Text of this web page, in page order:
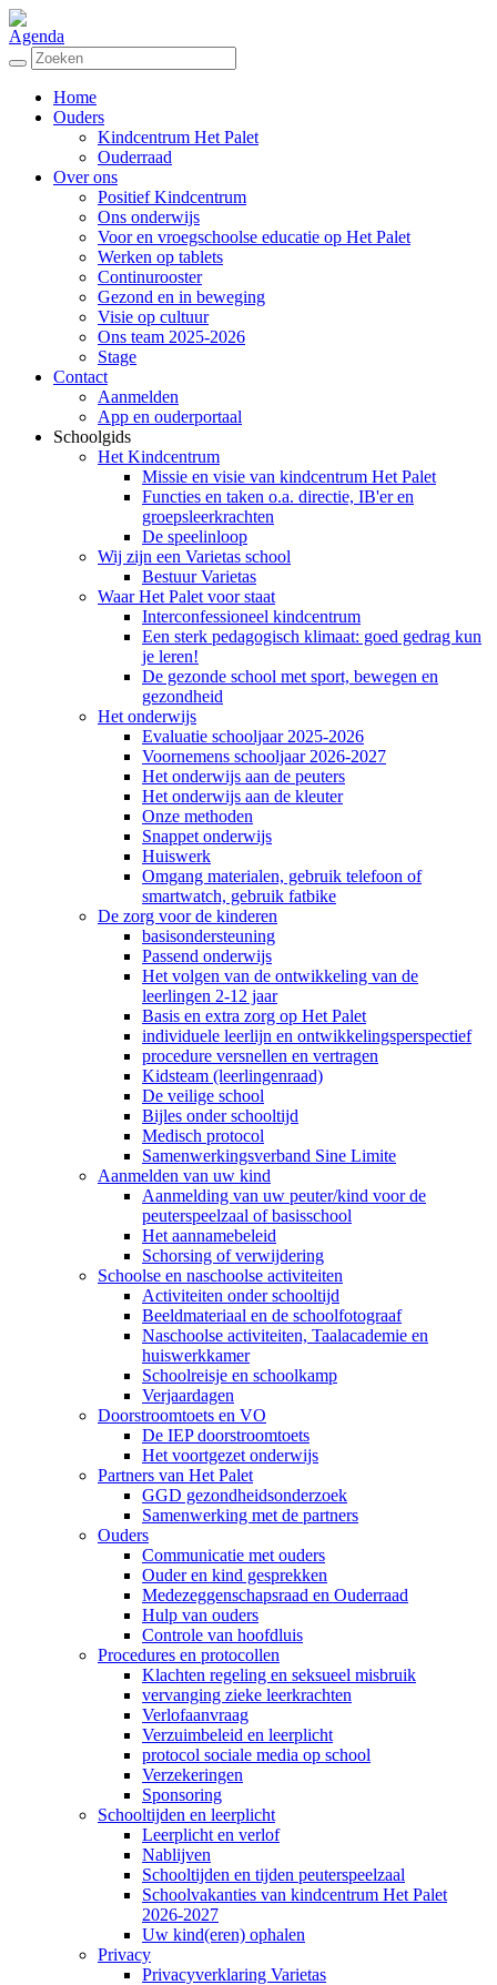
Agenda
Home
Ouders
Kindcentrum Het Palet
Ouderraad
Over ons
Positief Kindcentrum
Ons onderwijs
Voor en vroegschoolse educatie op Het Palet
Werken op tablets
Continurooster
Gezond en in beweging
Visie op cultuur
Ons team 2025-2026
Stage
Contact
Aanmelden
App en ouderportaal
Schoolgids
Het Kindcentrum
Missie en visie van kindcentrum Het Palet
Functies en taken o.a. directie, IB'er en
groepsleerkrachten
De speelinloop
Wij zijn een Varietas school
Bestuur Varietas
Waar Het Palet voor staat
Interconfessioneel kindcentrum
Een sterk pedagogisch klimaat: goed gedrag kun
je leren!
De gezonde school met sport, bewegen en
gezondheid
Het onderwijs
Evaluatie schooljaar 2025-2026
Voornemens schooljaar 2026-2027
Het onderwijs aan de peuters
Het onderwijs aan de kleuter
Onze methoden
Snappet onderwijs
Huiswerk
Omgang materialen, gebruik telefoon of
smartwatch, gebruik fatbike
De zorg voor de kinderen
basisondersteuning
Passend onderwijs
Het volgen van de ontwikkeling van de
leerlingen 2-12 jaar
Basis en extra zorg op Het Palet
individuele leerlijn en ontwikkelingsperspectief
procedure versnellen en vertragen
Kidsteam (leerlingenraad)
De veilige school
Bijles onder schooltijd
Medisch protocol
Samenwerkingsverband Sine Limite
Aanmelden van uw kind
Aanmelding van uw peuter/kind voor de
peuterspeelzaal of basisschool
Het aannamebeleid
Schorsing of verwijdering
Schoolse en naschoolse activiteiten
Activiteiten onder schooltijd
Beeldmateriaal en de schoolfotograaf
Naschoolse activiteiten, Taalacademie en
huiswerkkamer
Schoolreisje en schoolkamp
Verjaardagen
Doorstroomtoets en VO
De IEP doorstroomtoets
Het voortgezet onderwijs
Partners van Het Palet
GGD gezondheidsonderzoek
Samenwerking met de partners
Ouders
Communicatie met ouders
Ouder en kind gesprekken
Medezeggenschapsraad en Ouderraad
Hulp van ouders
Controle van hoofdluis
Procedures en protocollen
Klachten regeling en seksueel misbruik
vervanging zieke leerkrachten
Verlofaanvraag
Verzuimbeleid en leerplicht
protocol sociale media op school
Verzekeringen
Sponsoring
Schooltijden en leerplicht
Leerplicht en verlof
Nablijven
Schooltijden en tijden peuterspeelzaal
Schoolvakanties van kindcentrum Het Palet
2026-2027
Uw kind(eren) ophalen
Privacy
Privacyverklaring Varietas